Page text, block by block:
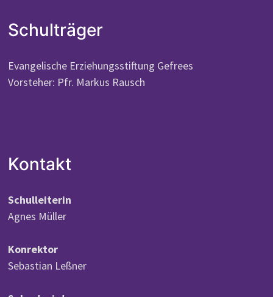
Schulträger
Evangelische Erziehungsstiftung Gefrees
Vorsteher: Pfr. Markus Rausch
Kontakt
Schulleiterin
Agnes Müller
Konrektor
Sebastian Leßner